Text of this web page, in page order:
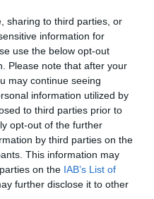
sharing to third parties, or
information for
use the below opt-out
Please note that after your
may continue seeing
information utilized by
to third parties prior to
opt-out of the further
by third parties on the
This information may
on the IAB’s List of
further disclose it to other
Αισχύλεια 2026: Το
πρόγραμμα
του Ευριπίδη από τον
Μοσχόπουλο στο
Θέατρο Επιδαύρου